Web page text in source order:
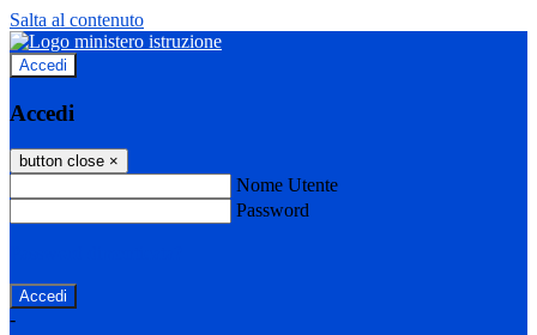
Salta al contenuto
Accedi
Accedi
button close ×
Nome Utente
Password
-